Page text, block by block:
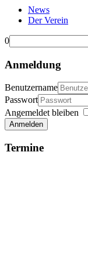
News
Der Verein
0
Anmeldung
Benutzername
Passwort
Angemeldet bleiben
Anmelden
Termine